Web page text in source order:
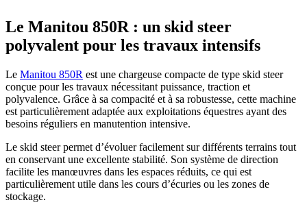
Le Manitou 850R : un skid steer
polyvalent pour les travaux intensifs
Le Manitou 850R est une chargeuse compacte de type skid steer
conçue pour les travaux nécessitant puissance, traction et
polyvalence. Grâce à sa compacité et à sa robustesse, cette machine
est particulièrement adaptée aux exploitations équestres ayant des
besoins réguliers en manutention intensive.
Le skid steer permet d’évoluer facilement sur différents terrains tout
en conservant une excellente stabilité. Son système de direction
facilite les manœuvres dans les espaces réduits, ce qui est
particulièrement utile dans les cours d’écuries ou les zones de
stockage.